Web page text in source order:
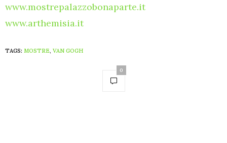
www.mostrepalazzobonaparte.it
www.arthemisia.it
TAGS: MOSTRE, VAN GOGH
0